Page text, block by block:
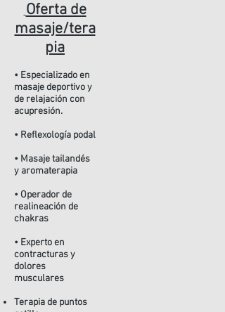
Oferta de
masaje/tera
pia
• Especializado en
masaje deportivo y
de relajación con
acupresión.
• Reflexología podal
• Masaje tailandés
y aromaterapia
• Operador de
realineación de
chakras
• Experto en
contracturas y
dolores
musculares
Terapia de puntos